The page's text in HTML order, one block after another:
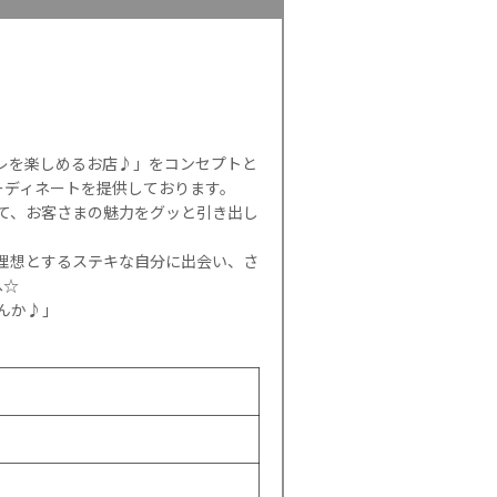
を楽しめるお店♪」をコンセプトと
ィネートを提供しております。
お客さまの魅力をグッと引き出し
想とするステキな自分に出会い、さ
☆
か♪」